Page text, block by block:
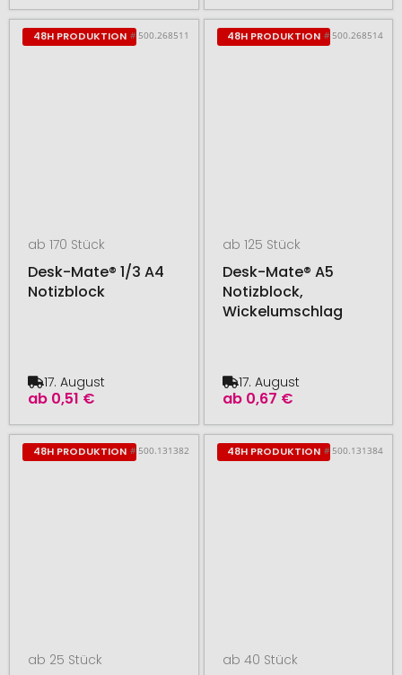
48H PRODUKTION # 500.268511
ab 170 Stück
Desk-Mate® 1/3 A4
Notizblock
ab 0,51 €
17. August
48H PRODUKTION # 500.268514
ab 125 Stück
Desk-Mate® A5
Notizblock,
Wickelumschlag
ab 0,67 €
17. August
48H PRODUKTION # 500.131382
ab 25 Stück
48H PRODUKTION # 500.131384
ab 40 Stück